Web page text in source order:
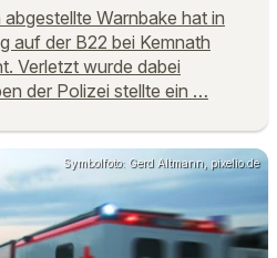
Warnbake hat in
auf der B22 bei Kemnath
Verletzt wurde dabei
der Polizei stellte ein …
Symbolfoto: Gerd Altmann, pixelio.de